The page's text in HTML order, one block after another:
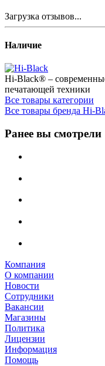
Загрузка отзывов...
Наличие
Hi-Black® –
печатающей техники
Все товары категории
Все товары бренда Hi-
Ранее вы смотрели
Компания
О компании
Новости
Сотрудники
Вакансии
Магазины
Политика
Лицензии
Информация
Помощь